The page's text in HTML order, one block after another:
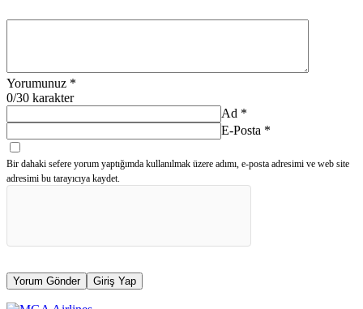
Yorumunuz *
0/30 karakter
Ad *
E-Posta *
Bir dahaki sefere yorum yaptığımda kullanılmak üzere adımı, e-posta adresimi ve web site
adresimi bu tarayıcıya kaydet.
Yorum Gönder Giriş Yap